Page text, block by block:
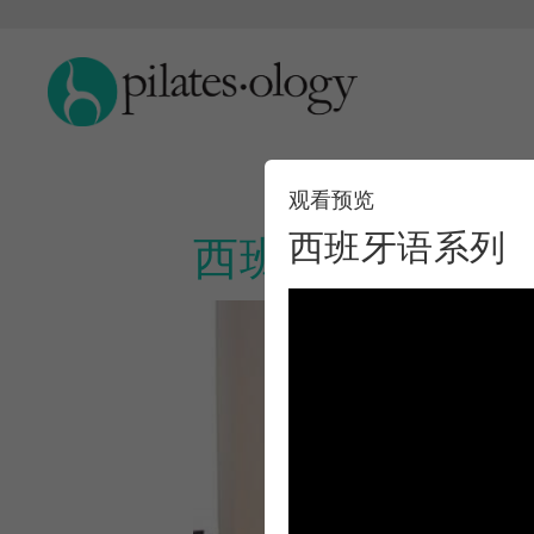
西班牙语系列
观看预览
西班牙语系列